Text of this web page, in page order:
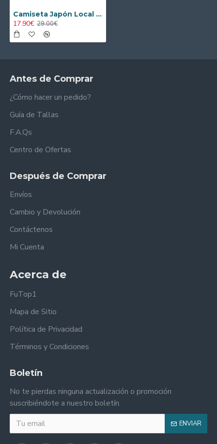
Camiseta Japón Local Mundial 2026 ML Azul
17.90€ 29.00€
Antes de Comprar
¿Cómo hacer un pedido?
Guía de Tallas
F.A.Qs
Centro de Ofertas
Después de Comprar
Envíos
Cambio y Devolución
Contáctenos
Mi Cuenta
Acerca de
FuTop1
Mapa de Sitio
Política de Privacidad
Términos y Condiciones
Boletín
No te pierdas ninguna actualización o promoción
suscribiéndote a nuestro boletín.
ENVIAR